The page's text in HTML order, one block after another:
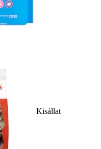
Kisállat